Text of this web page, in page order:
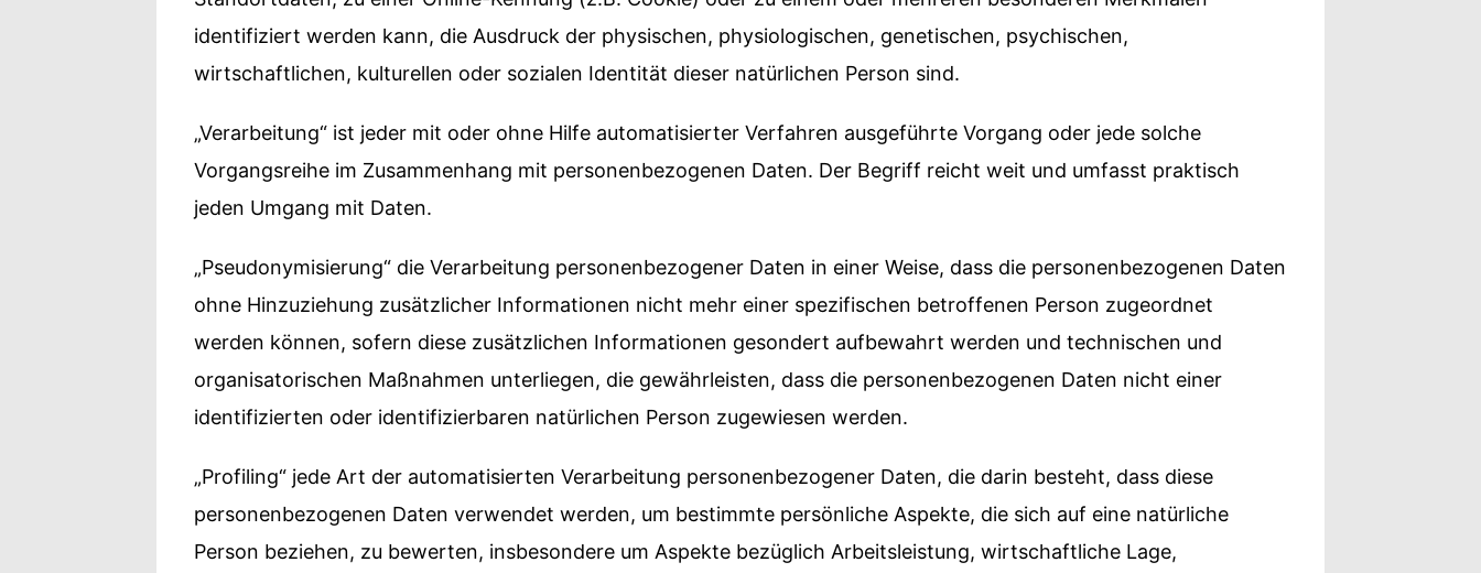
identifiziert werden kann, die Ausdruck der physischen, physiologischen, genetischen, psychischen,
wirtschaftlichen, kulturellen oder sozialen Identität dieser natürlichen Person sind.
„Verarbeitung“ ist jeder mit oder ohne Hilfe automatisierter Verfahren ausgeführte Vorgang oder jede solche
Vorgangsreihe im Zusammenhang mit personenbezogenen Daten. Der Begriff reicht weit und umfasst praktisch
jeden Umgang mit Daten.
„Pseudonymisierung“ die Verarbeitung personenbezogener Daten in einer Weise, dass die personenbezogenen Daten
ohne Hinzuziehung zusätzlicher Informationen nicht mehr einer spezifischen betroffenen Person zugeordnet
werden können, sofern diese zusätzlichen Informationen gesondert aufbewahrt werden und technischen und
organisatorischen Maßnahmen unterliegen, die gewährleisten, dass die personenbezogenen Daten nicht einer
identifizierten oder identifizierbaren natürlichen Person zugewiesen werden.
„Profiling“ jede Art der automatisierten Verarbeitung personenbezogener Daten, die darin besteht, dass diese
personenbezogenen Daten verwendet werden, um bestimmte persönliche Aspekte, die sich auf eine natürliche
Person beziehen, zu bewerten, insbesondere um Aspekte bezüglich Arbeitsleistung, wirtschaftliche Lage,